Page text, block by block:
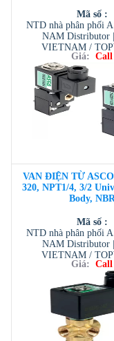
Mã số :
NTD nhà phân phối
NAM Distributor
VIETNAM /
VIETNAM /
/ TESCOM
Giá: Call
VAN ĐIỆN TỪ ASCO
320, NPT1/4, 3/2
Body,
Mã số :
NTD nhà phân phối
NAM Distributor
VIETNAM /
VIETNAM /
/ TESCOM
Giá: Call